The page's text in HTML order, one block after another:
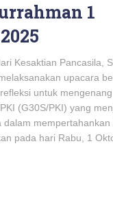
1
Kesaktian Pancasila,
upacara
untuk mengenang
(G30S/PKI) yang
mempertahankan
pada hari Rabu, 1